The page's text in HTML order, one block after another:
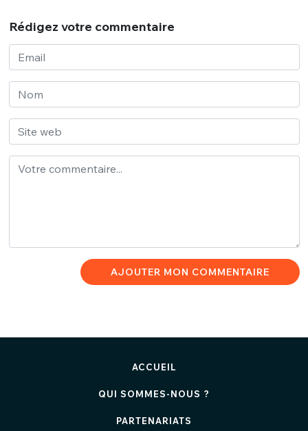
Rédigez votre commentaire
AJOUTER MON COMMENTAIRE
ACCUEIL
QUI SOMMES-NOUS ?
PARTENARIATS